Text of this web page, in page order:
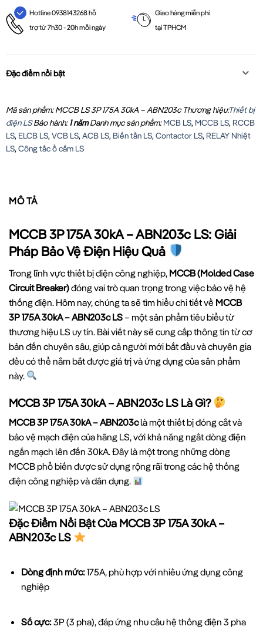
Hotline 0938143268 hỗ
trợ từ 7h30 - 20h mỗi ngày
Giao hàng miễn phí
tại TPHCM
Đặc điểm nổi bật
Mã sản phẩm: MCCB LS 3P 175A 30kA – ABN203cThương hiệu:Thiết bị
điện LS Bảo hành:1 nămDanh mục sản phẩm:MCB LS, MCCB LS, RCCB
LS, ELCB LS,VCB LS,ACB LS, Biến tần LS,Contactor LS, RELAY Nhiệt
LS,Công tắc ổ cắm LS
MÔ TẢ
MCCB 3P 175A 30kA – ABN203c LS: Giải
Pháp Bảo Vệ Điện Hiệu Quả
Trong lĩnh vực thiết bị điện công nghiệp, MCCB (Molded Case
Circuit Breaker)đóng vai trò quan trọng trong việc bảo vệ hệ
thống điện. Hôm nay, chúng ta sẽ tìm hiểu chi tiết về MCCB
3P 175A 30kA – ABN203c LS– một sản phẩm tiêu biểu từ
thương hiệu LS uy tín. Bài viết này sẽ cung cấp thông tin từ cơ
bản đến chuyên sâu, giúp cả người mới bắt đầu và chuyên gia
đều có thể nắm bắt được giá trị và ứng dụng của sản phẩm
này.
MCCB 3P 175A 30kA – ABN203c LS Là Gì?
MCCB 3P 175A 30kA – ABN203clà một thiết bị đóng cắt và
bảo vệ mạch điện của hãng LS, với khả năng ngắt dòng điện
ngắn mạch lên đến 30kA. Đây là một trong những dòng
MCCB phổ biến được sử dụng rộng rãi trong các hệ thống
điện công nghiệp và dân dụng.
Đặc Điểm Nổi Bật Của MCCB 3P 175A 30kA –
ABN203c LS
Dòng định mức:175A, phù hợp với nhiều ứng dụng công
nghiệp
Số cực:3P (3 pha), đáp ứng nhu cầu hệ thống điện 3 pha